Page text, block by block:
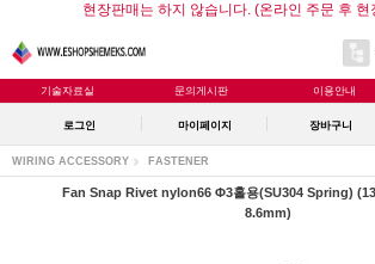
현장판매는 하지 않습니다. (온라인 주문 후 현
기술자료실 문의게시판 이용안내
로그인 마이페이지 장바구니
WIRING ACCESSORY FASTENER
Fan Snap Rivet nylon66 Φ3홀용(SU304 Spring)
8.6mm)